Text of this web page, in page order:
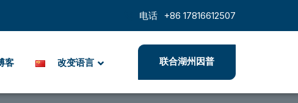
电话 +86 17816612507
客 改变语言 联合湖州因普